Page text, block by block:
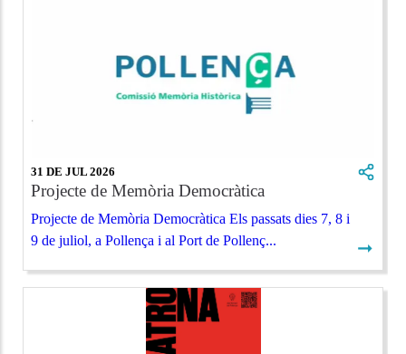
31 DE JUL 2026
Projecte de Memòria Democràtica
Projecte de Memòria Democràtica Els passats dies 7, 8 i
9 de juliol, a Pollença i al Port de Pollenç...
➞